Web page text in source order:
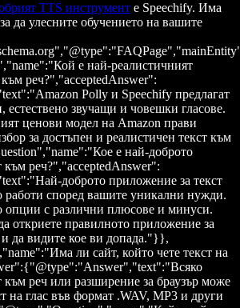
TTS инструмент е Speechify. Има
да улесните обучението на вашите
е най-реалистичният
към реч?","acceptedAnswer":
Polly и Speechify предлагат
естествено звучащи и човешки гласове.
ценови модел на Amazon прави
за достъпен и реалистичен текст към
е най-доброто
към реч?","acceptedAnswer":
доброто приложение за текст
работи според вашите уникални нужди.
опции с различни плюсове и минуси.
откриете правилното приложение за
и да видите кое ви допада."}},
ли сайт, който чете текст на
към реч или разширение за браузър може
на глас във формат .WAV, MP3 и други